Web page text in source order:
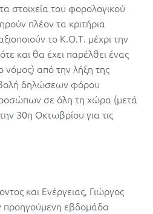
στοιχεία του φορολογικού
πλέον τα κριτήρια
το Κ.Ο.Τ. μέχρι την
και θα έχει παρέλθει ένας
από την λήξη της
δηλώσεων φόρου
σε όλη τη χώρα (μετά
30η Οκτωβρίου για τις
και Ενέργειας, Γιώργος
προηγούμενη εβδομάδα